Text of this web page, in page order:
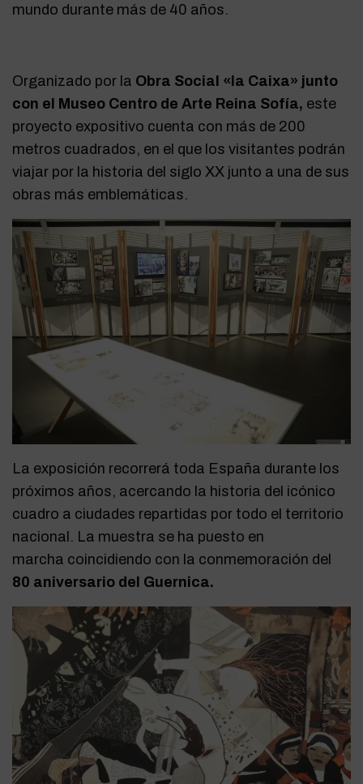
mundo durante más de 40 años.
Organizado por la Obra Social «la Caixa» junto
con el Museo Centro de Arte Reina Sofía, este
proyecto expositivo cuenta con más de 200
metros cuadrados, en el que los visitantes podrán
viajar por la historia del siglo XX junto a una de sus
obras más emblemáticas.
La exposición recorrerá toda España durante los
próximos años, acercando la historia del icónico
cuadro a ciudades repartidas por todo el territorio
nacional. La muestra se ha puesto en
marcha coincidiendo con la conmemoración del
80 aniversario del Guernica.